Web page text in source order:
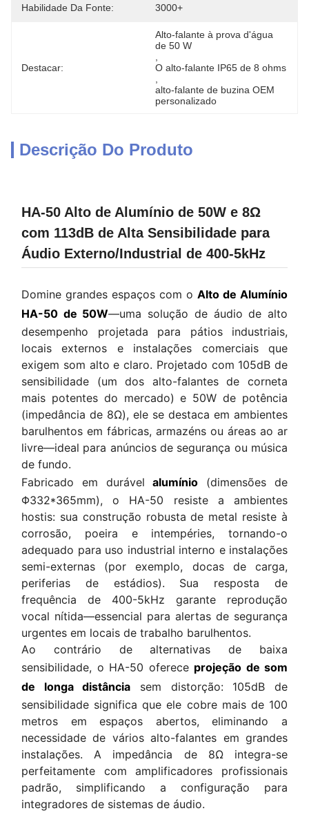
Habilidade Da Fonte: 3000+
Destacar:
Alto-falante à prova d'água
de 50 W
O alto-falante IP65 de 8 ohms
alto-falante de buzina OEM
personalizado
Descrição Do Produto
HA-50 Alto de Alumínio de 50W e 8Ω
com 113dB de Alta Sensibilidade para
Áudio Externo/Industrial de 400-5kHz
Domine grandes espaços com o Alto de Alumínio
HA-50 de 50W—uma solução de áudio de alto
desempenho projetada para pátios industriais,
locais externos e instalações comerciais que
exigem som alto e claro. Projetado com 105dB de
sensibilidade (um dos alto-falantes de corneta
mais potentes do mercado) e 50W de potência
(impedância de 8Ω), ele se destaca em ambientes
barulhentos em fábricas, armazéns ou áreas ao ar
livre—ideal para anúncios de segurança ou música
de fundo.
Fabricado em durávelalumínio (dimensões de
Φ332*365mm), o HA-50 resiste a ambientes
hostis: sua construção robusta de metal resiste à
corrosão, poeira e intempéries, tornando-o
adequado para uso industrial interno e instalações
semi-externas (por exemplo, docas de carga,
periferias de estádios). Sua resposta de
frequência de 400-5kHz garante reprodução
vocal nítida—essencial para alertas de segurança
urgentes em locais de trabalho barulhentos.
Ao contrário de alternativas de baixa
sensibilidade, o HA-50 oferece projeção de som
de longa distância sem distorção: 105dB de
sensibilidade significa que ele cobre mais de 100
metros em espaços abertos, eliminando a
necessidade de vários alto-falantes em grandes
instalações. A impedância de 8Ω integra-se
perfeitamente com amplificadores profissionais
padrão, simplificando a configuração para
integradores de sistemas de áudio.